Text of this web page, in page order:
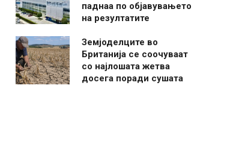
паднаа по објавувањето
на резултатите
Земјоделците во
Британија се соочуваат
со најлошата жетва
досега поради сушата